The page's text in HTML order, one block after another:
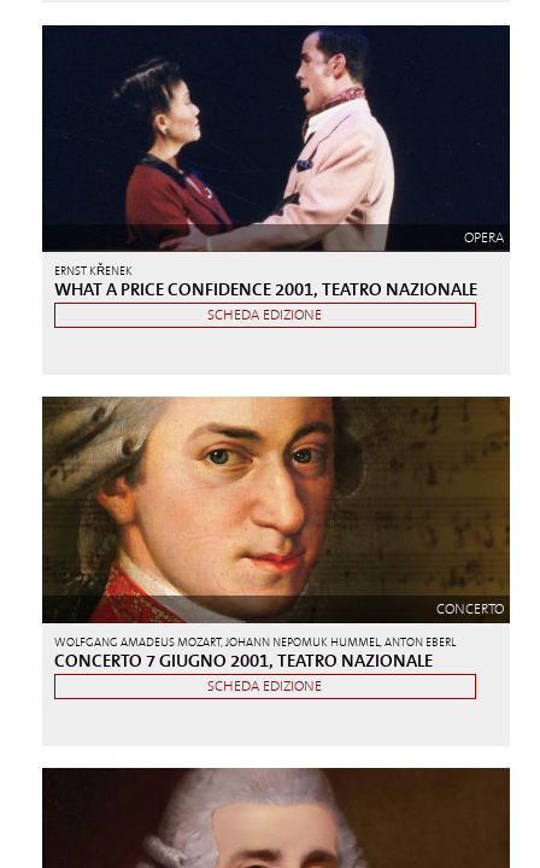
OPERA
ERNST KŘENEK
WHAT A PRICE CONFIDENCE 2001, TEATRO NAZIONALE
SCHEDA EDIZIONE
CONCERTO
WOLFGANG AMADEUS MOZART, JOHANN NEPOMUK HUMMEL, ANTON EBERL
CONCERTO 7 GIUGNO 2001, TEATRO NAZIONALE
SCHEDA EDIZIONE